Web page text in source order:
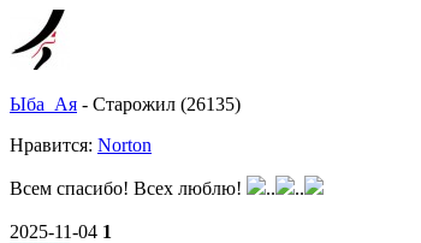
Ыба_Ая - Старожил (26135)
Нравитcя: Norton
Всем спасибо! Всех люблю! .. ..
2025-11-04 1